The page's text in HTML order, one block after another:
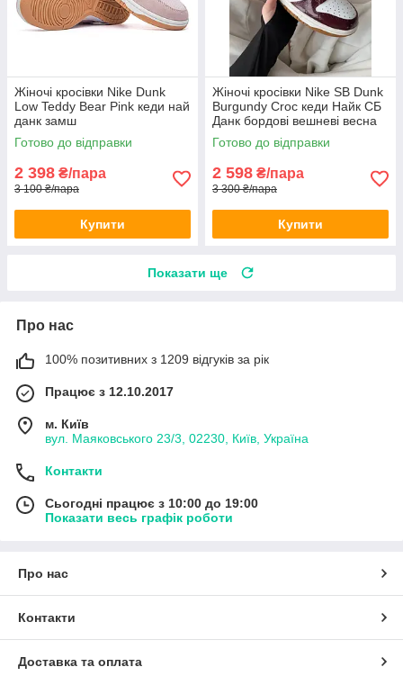
Жіночі кросівки Nike Dunk
Low Teddy Bear Pink кеди най
данк замш
Готово до відправки
2 398 ₴/пара
3 100 ₴/пара
Купити
Жіночі кросівки Nike SB Dunk
Burgundy Croc кеди Найк СБ
Данк бордові вешневі весна
осінь
Готово до відправки
2 598 ₴/пара
3 300 ₴/пара
Купити
Показати ще
Про нас
100% позитивних з 1209 відгуків за рік
Працює з 12.10.2017
м. Київ
вул. Маяковського 23/3, 02230, Київ, Україна
Контакти
Сьогодні працює з 10:00 до 19:00
Показати весь графік роботи
Про нас
Контакти
Доставка та оплата